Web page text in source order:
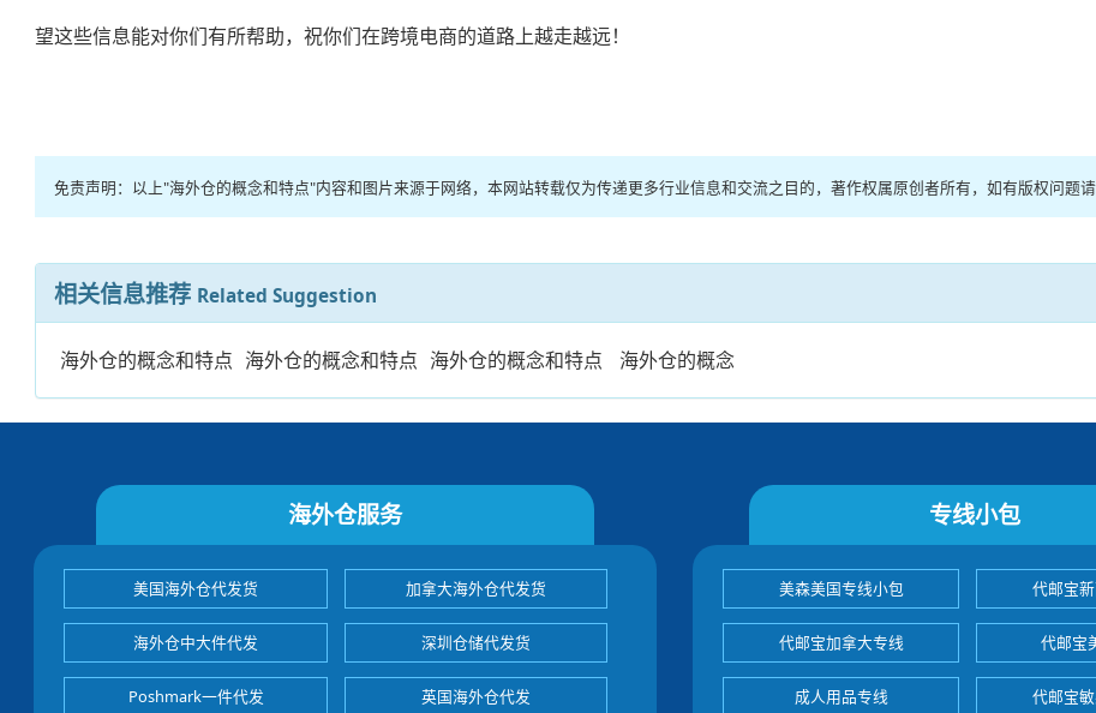
望这些信息能对你们有所帮助，祝你们在跨境电商的道路上越走越远！
免责声明：以上"海外仓的概念和特点"内容和图片来源于网络，本网站转载仅为传递更多行业信息和交流之目的，著作权属原创者所有，如有版权问题请
相关信息推荐 Related Suggestion
海外仓的概念和特点 海外仓的概念和特点 海外仓的概念和特点 海外仓的概念
海外仓服务
美国海外仓代发货 加拿大海外仓代发货
海外仓中大件代发 深圳仓储代发货
Poshmark一件代发 英国海外仓代发
专线小包
美森美国专线小包 代邮宝
代邮宝加拿大专线 代邮宝
成人用品专线 代邮宝